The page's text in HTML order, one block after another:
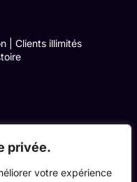
privée.
votre expérience
| Clients illimités